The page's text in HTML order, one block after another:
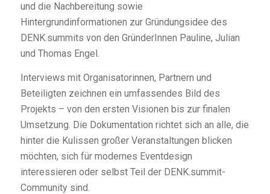
und die Nachbereitung sowie
Hintergrundinformationen zur Gründungsidee des
DENK.summits von den GründerInnen Pauline, Julian
und Thomas Engel.
Interviews mit Organisatorinnen, Partnern und
Beteiligten zeichnen ein umfassendes Bild des
Projekts – von den ersten Visionen bis zur finalen
Umsetzung. Die Dokumentation richtet sich an alle, die
hinter die Kulissen großer Veranstaltungen blicken
möchten, sich für modernes Eventdesign
interessieren oder selbst Teil der DENK.summit-
Community sind.